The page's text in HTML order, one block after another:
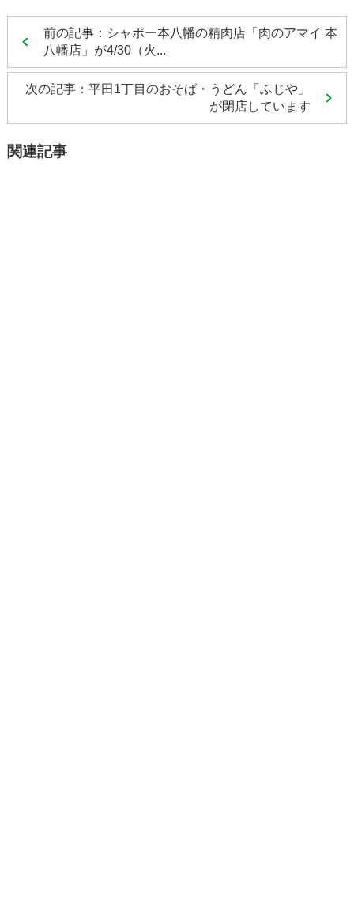
前の記事：シャポー本八幡の精肉店「肉のアマイ 本
八幡店」が4/30（火...
次の記事：平田1丁目のおそば・うどん「ふじや」
が閉店しています
関連記事